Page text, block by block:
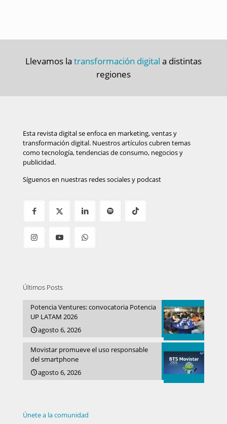
Llevamos la transformación digital a distintas
regiones
Esta revista digital se enfoca en marketing, ventas y
transformación digital. Nuestros artículos cubren temas
como tecnología, tendencias de consumo, negocios y
publicidad.
Síguenos en nuestras redes sociales y podcast
Últimos Posts
Potencia Ventures: convocatoria Potencia
UP LATAM 2026
agosto 6, 2026
Movistar promueve el uso responsable
del smartphone
agosto 6, 2026
Únete a la comunidad